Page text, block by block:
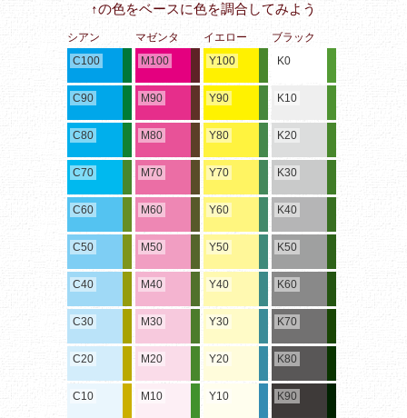
↑の色をベースに色を調合してみよう
シアン
C100
C90
C80
C70
C60
C50
C40
C30
C20
C10
マゼンタ
M100
M90
M80
M70
M60
M50
M40
M30
M20
M10
イエロー
Y100
Y90
Y80
Y70
Y60
Y50
Y40
Y30
Y20
Y10
ブラック
K0
K10
K20
K30
K40
K50
K60
K70
K80
K90